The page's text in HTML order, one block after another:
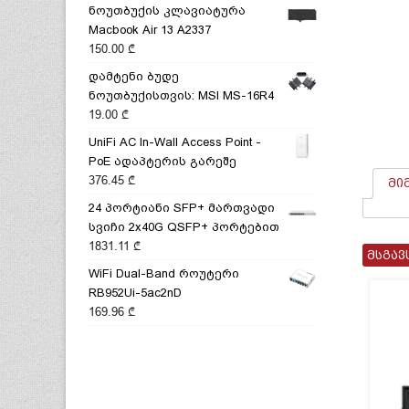
ნოუთბუქის კლავიატურა
Macbook Air 13 A2337
150.00 ₾
დამტენი ბუდე
ნოუთბუქისთვის: MSI MS-16R4
19.00 ₾
UniFi AC In-Wall Access Point -
PoE ადაპტერის გარეშე
376.45 ₾
24 პორტიანი SFP+ მართვადი
სვიჩი 2x40G QSFP+ პორტებით
1831.11 ₾
WiFi Dual-Band როუტერი
RB952Ui-5ac2nD
169.96 ₾